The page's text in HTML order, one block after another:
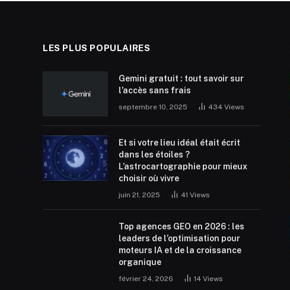
LES PLUS POPULAIRES
Gemini gratuit : tout savoir sur
l’accès sans frais
septembre 10, 2025 434 Views
Et si votre lieu idéal était écrit
dans les étoiles ?
L’astrocartographie pour mieux
choisir où vivre
juin 21, 2025 41 Views
Top agences GEO en 2026 : les
leaders de l’optimisation pour
moteurs IA et de la croissance
organique
février 24, 2026 14 Views